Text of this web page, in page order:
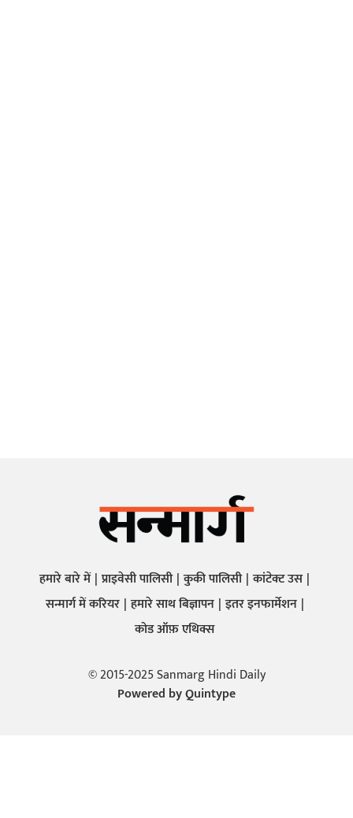
हमारे बारे में प्राइवेसी पालिसी कुकी पालिसी कांटेक्ट उस
सन्मार्ग में करियर हमारे साथ बिज्ञापन इतर इनफार्मेशन
कोड ऑफ़ एथिक्स
© 2015-2025 Sanmarg Hindi Daily
Powered byQuintype